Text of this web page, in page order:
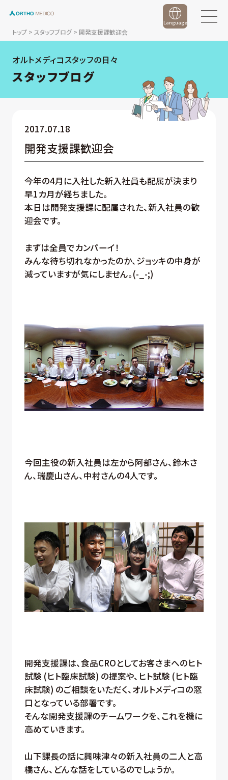
トップ> スタッフブログ> 開発支援課歓迎会
Language
オルトメディコスタッフの日々
スタッフブログ
2017.07.18
開発支援課歓迎会
今年の4月に入社した新入社員も配属が決まり
早1カ月が経ちました。
本日は開発支援課に配属された、新入社員の歓
迎会です。
まずは全員でカンパーイ！
みんな待ち切れなかったのか、ジョッキの中身が
減っていますが気にしません。(-_-;)
今回主役の新入社員は左から阿部さん、鈴木さ
ん、瑞慶山さん、中村さんの4人です。
開発支援課は、食品CROとしてお客さまへのヒト
試験 (ヒト臨床試験) の提案や、ヒト試験 (ヒト臨
床試験) のご相談をいただく、オルトメディコの窓
口となっている部署です。
そんな開発支援課のチームワークを、これを機に
高めていきます。
山下課長の話に興味津々の新入社員の二人と高
橋さん、どんな話をしているのでしょうか。